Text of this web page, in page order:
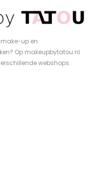
make-up en
Op makeupbytatou.nl
webshops.